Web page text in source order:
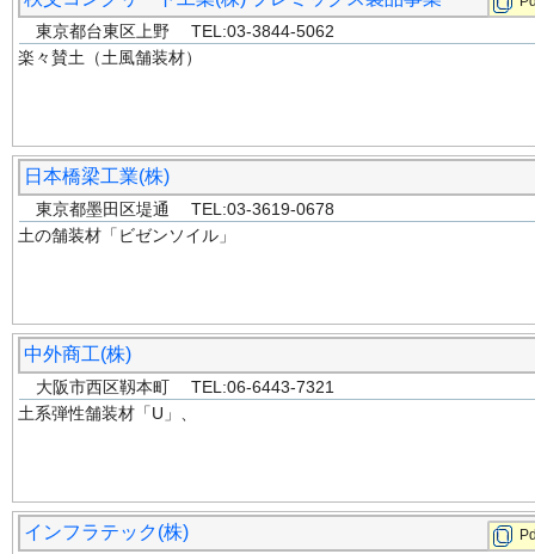
東京都台東区上野 TEL:03-3844-5062
楽々賛土（土風舗装材）
日本橋梁工業(株)
東京都墨田区堤通 TEL:03-3619-0678
土の舗装材「ビゼンソイル」
中外商工(株)
大阪市西区靱本町 TEL:06-6443-7321
土系弾性舗装材「U」、
インフラテック(株)